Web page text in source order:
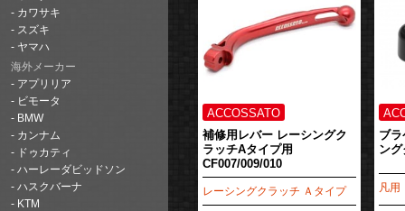
カワサキ
スズキ
ヤマハ
海外メーカー
アプリリア
ビモータ
BMW
カンナム
ドゥカティ
ハーレーダビッドソン
ハスクバーナ
KTM
補修用レバー レーシングク
ラッチAタイプ用
CF007/009/010
レーシングクラッチ Ａタイプ
ブ
ン
凡用